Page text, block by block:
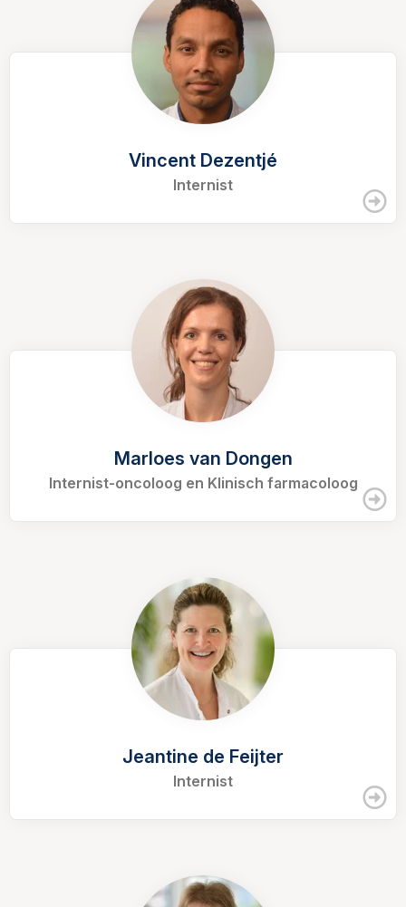
Vincent Dezentjé
Internist
Marloes van Dongen
Internist-oncoloog en Klinisch farmacoloog
Jeantine de Feijter
Internist